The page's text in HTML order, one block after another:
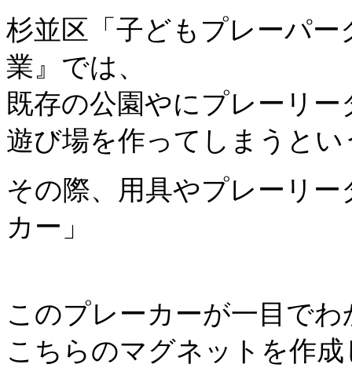
杉並区「子どもプレーパ
業』では、
既存の公園やにプレーリ
遊び場を作ってしまうと
その際、用具やプレーリ
カー」
このプレーカーが一目で
こちらのマグネットを作